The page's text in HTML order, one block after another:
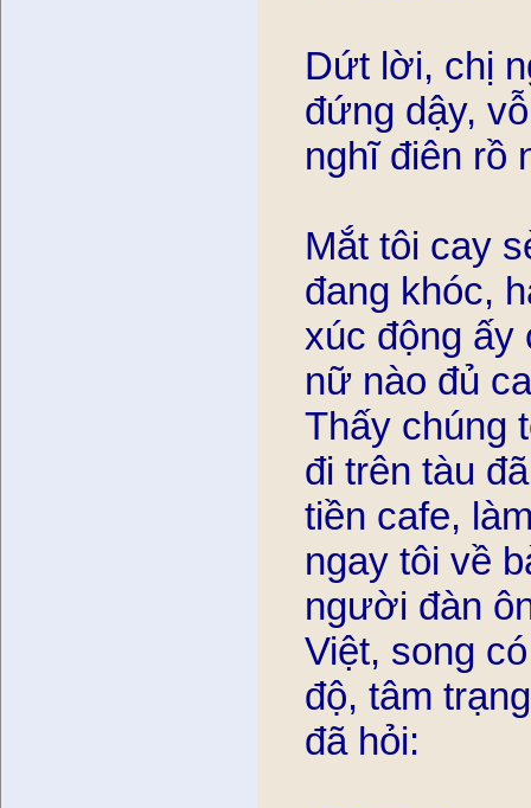
Dứt lời, chị
đứng dậy,
nghĩ điên rồ
Mắt tôi cay
đang khóc,
xúc động
nữ nào đủ
Thấy chúng
đi trên tàu
tiền cafe,
ngay tôi về
người đàn
Việt, song
độ, tâm
đã hỏi: